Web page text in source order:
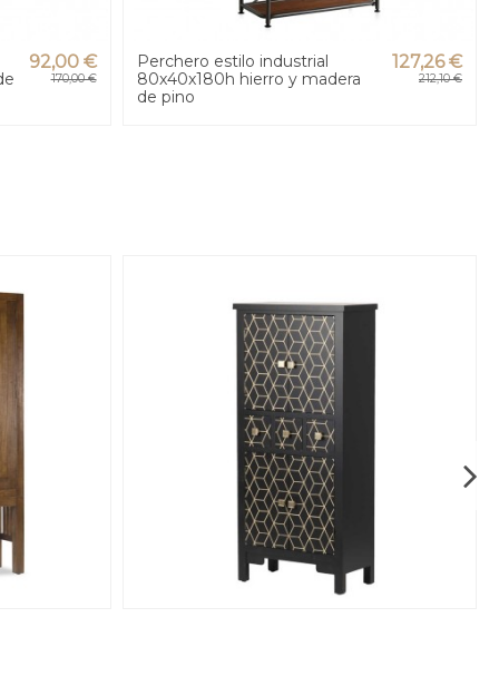
92,00 €
170,00 €
Perchero estilo industrial
80x40x180h hierro y madera
de pino
127,26 €
212,10 €